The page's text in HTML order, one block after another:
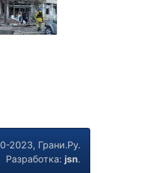
2023, Грани.Ру.
Разработка: jsn.